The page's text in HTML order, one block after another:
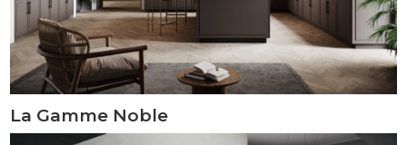
La Gamme Noble